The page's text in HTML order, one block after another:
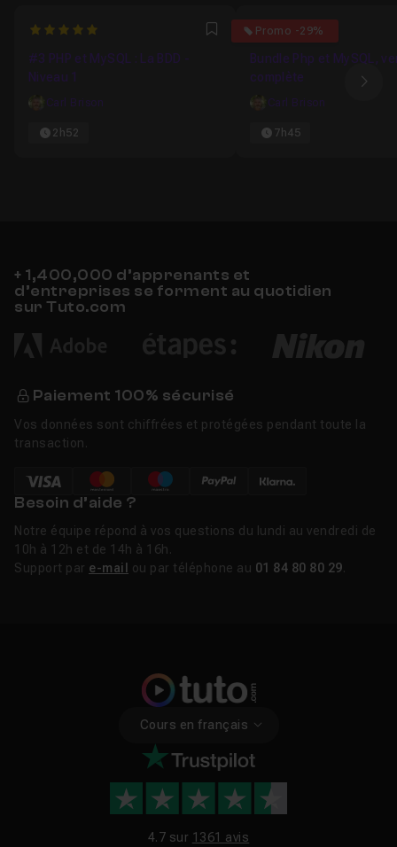
5 Favori
#3 PHP et MySQL : La BDD -
Niveau 1
Carl Brison
2h52
Promo -29%
4.9
Bundle Php et MySQL,
complète
Carl Brison
7h45
+ 1,400,000 d’apprenants et
d’entreprises se forment au quotidien
sur Tuto.com
Paiement 100% sécurisé
Vos données sont chiffrées et protégées pendant toute la
transaction.
Besoin d’aide ?
Notre équipe répond à vos questions du lundi au vendredi de
10h à 12h et de 14h à 16h.
Support par e-mail ou par téléphone au 01 84 80 80 29
Cours en français
4.7 sur 1361 avis